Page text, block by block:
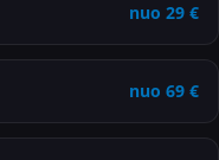
nuo 29 €
nuo 69 €